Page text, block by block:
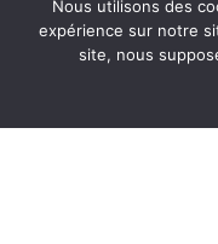
Fièrement propulsé
Nous utilisons des
expérience sur notre
site, nous